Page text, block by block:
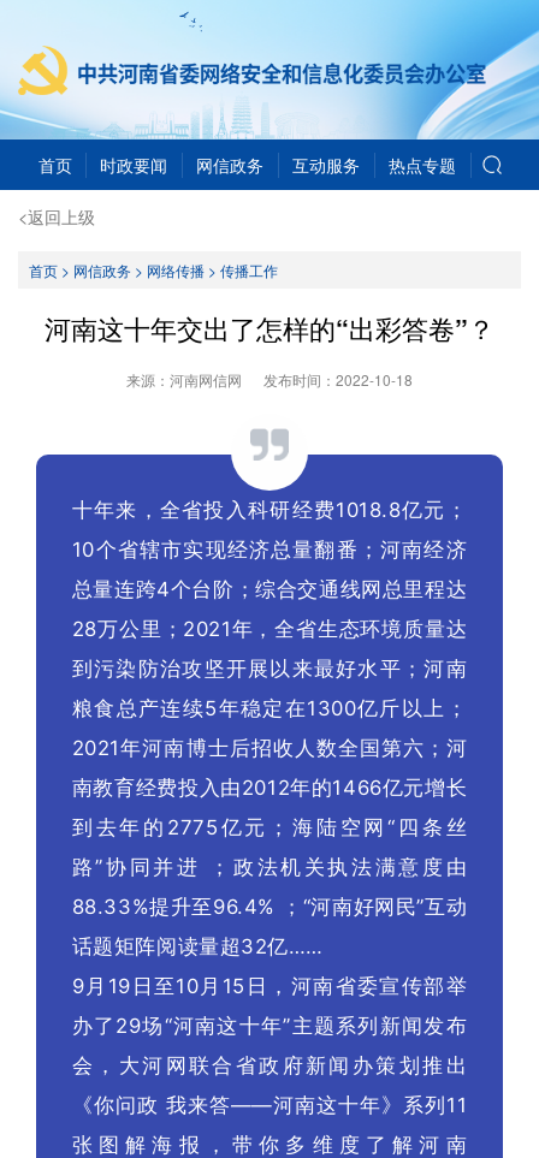
首页 时政要闻 网信政务 互动服务 热点专题
<返回上级
首页> 网信政务> 网络传播> 传播工作
河南这十年交出了怎样的“出彩答卷”？
来源：河南网信网 发布时间： 2022-10-18
十年来，全省投入科研经费1018.8亿元；
10个省辖市实现经济总量翻番；河南经济
总量连跨4个台阶；综合交通线网总里程达
28万公里；2021年，全省生态环境质量达
到污染防治攻坚开展以来最好水平；河南
粮食总产连续5年稳定在1300亿斤以上；
2021年河南博士后招收人数全国第六；河
南教育经费投入由2012年的1466亿元增长
到去年的2775亿元；海陆空网“四条丝
路”协同并进 ；政法机关执法满意度由
88.33%提升至96.4% ；“河南好网民”互动
话题矩阵阅读量超32亿……
9月19日至10月15日，河南省委宣传部举
办了29场“河南这十年”主题系列新闻发布
会，大河网联合省政府新闻办策划推出
《你问政 我来答——河南这十年》系列11
张图解海报，带你多维度了解河南